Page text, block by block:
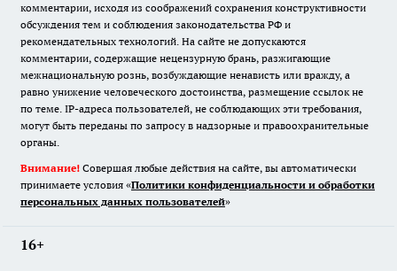
комментарии, исходя из соображений сохранения конструктивности
обсуждения тем и соблюдения законодательства РФ и
рекомендательных технологий. На сайте не допускаются
комментарии, содержащие нецензурную брань, разжигающие
межнациональную рознь, возбуждающие ненависть или вражду, а
равно унижение человеческого достоинства, размещение ссылок не
по теме. IP-адреса пользователей, не соблюдающих эти требования,
могут быть переданы по запросу в надзорные и правоохранительные
органы.
Внимание! Совершая любые действия на сайте, вы автоматически
принимаете условия «Политики конфиденциальности и обработки
персональных данных пользователей»
16+